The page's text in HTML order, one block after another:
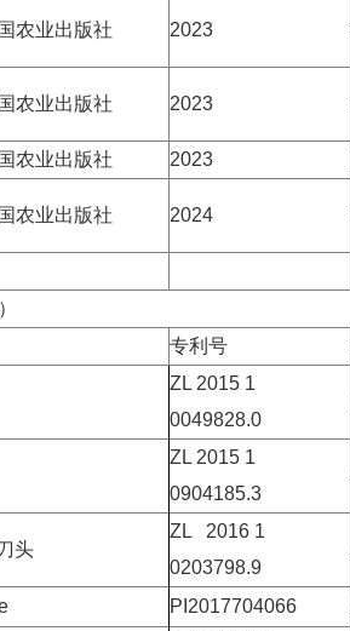
农业出版社 2023
农业出版社 2023
农业出版社 2023
农业出版社 2024
专利号
ZL 2015 1
0049828.0
ZL 2015 1
0904185.3
头
ZL 2016 1
0203798.9
PI2017704066